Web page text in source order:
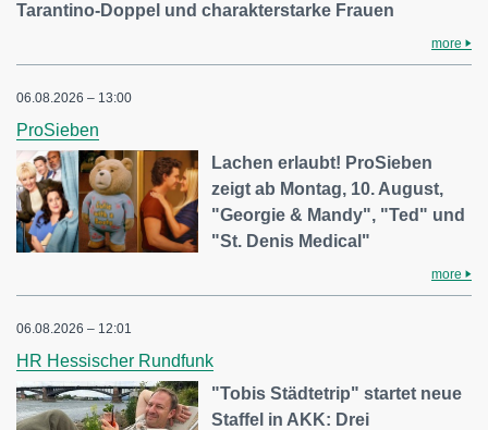
Tarantino-Doppel und charakterstarke Frauen
more
06.08.2026 – 13:00
ProSieben
Lachen erlaubt! ProSieben
zeigt ab Montag, 10. August,
"Georgie & Mandy", "Ted" und
"St. Denis Medical"
more
06.08.2026 – 12:01
HR Hessischer Rundfunk
"Tobis Städtetrip" startet neue
Staffel in AKK: Drei